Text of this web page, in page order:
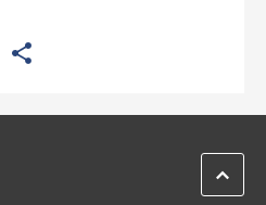
nové kartě
na nové kartě
se otevře na nové kartě
ZPĚT